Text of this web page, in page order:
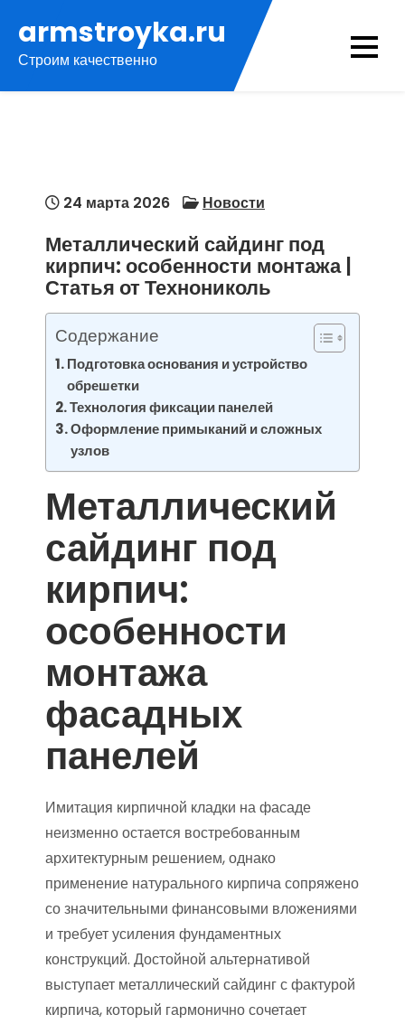
содержимому
armstroyka.ru
Строим качественно
24 марта 2026 Новости
Металлический сайдинг под
кирпич: особенности монтажа |
Статья от Технониколь
Содержание
Подготовка основания и устройство
обрешетки
Технология фиксации панелей
Оформление примыканий и сложных
узлов
Металлический
сайдинг под
кирпич:
особенности
монтажа
фасадных
панелей
Имитация кирпичной кладки на фасаде
неизменно остается востребованным
архитектурным решением, однако
применение натурального кирпича сопряжено
со значительными финансовыми вложениями
и требует усиления фундаментных
конструкций. Достойной альтернативой
выступает металлический сайдинг с фактурой
кирпича, который гармонично сочетает